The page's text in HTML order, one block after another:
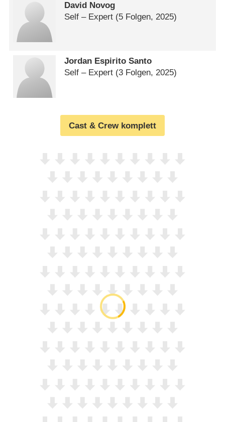
David Novog
Self – Expert (5 Folgen, 2025)
Jordan Espirito Santo
Self – Expert (3 Folgen, 2025)
Cast & Crew komplett